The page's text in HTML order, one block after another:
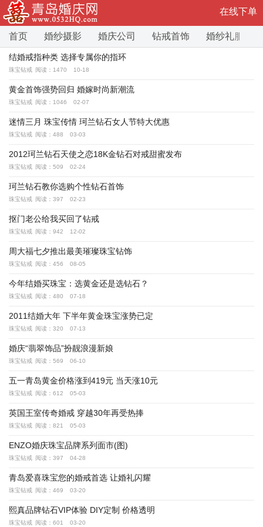
在线下单
首页 婚纱摄影 婚庆公司 钻戒首饰 婚纱礼服
结婚戒指种类 选择专属你的指环
珠宝钻戒 阅读：1470 10-18
黄金首饰强势回归 婚嫁时尚新潮流
珠宝钻戒 阅读：1046 02-07
迷情三月 珠宝传情 珂兰钻石女人节特大优惠
珠宝钻戒 阅读：488 03-03
2012珂兰钻石天使之恋18K金钻石对戒甜蜜发布
珠宝钻戒 阅读：509 02-24
珂兰钻石教你选购个性钻石首饰
珠宝钻戒 阅读：397 02-23
抠门老公给我买回了钻戒
珠宝钻戒 阅读：942 12-02
周大福七夕推出最美璀璨珠宝钻饰
珠宝钻戒 阅读：456 08-05
今年结婚买珠宝：选黄金还是选钻石？
珠宝钻戒 阅读：480 07-18
2011结婚大年 下半年黄金珠宝涨势已定
珠宝钻戒 阅读：320 07-13
婚庆“翡翠饰品”扮靓浪漫新娘
珠宝钻戒 阅读：569 06-10
五一青岛黄金价格涨到419元 当天涨10元
珠宝钻戒 阅读：612 05-03
英国王室传奇婚戒 穿越30年再受热捧
珠宝钻戒 阅读：821 05-03
ENZO婚庆珠宝品牌系列面市(图)
珠宝钻戒 阅读：397 04-28
青岛爱喜珠宝您的婚戒首选 让婚礼闪耀
珠宝钻戒 阅读：469 03-20
熙真品牌钻石VIP体验 DIY定制 价格透明
珠宝钻戒 阅读：601 03-20